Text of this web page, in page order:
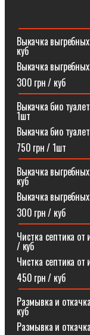
Выкачка
куб
Выкачка
300 грн / куб
Выкачка био
1шт
Выкачка био
750 грн / 1шт
Выкачка
куб
Выкачка
300 грн / куб
Чистка септика
/ куб
Чистка септика от
450 грн / куб
Размывка и
куб
Размывка и